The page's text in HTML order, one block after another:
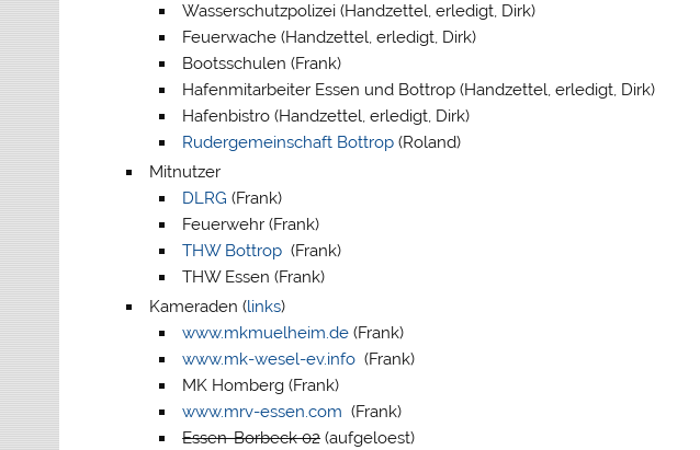
Wasserschutzpolizei (Handzettel, erledigt, Dirk)
Feuerwache (Handzettel, erledigt, Dirk)
Bootsschulen (Frank)
Hafenmitarbeiter Essen und Bottrop (Handzettel, erledigt, Dirk)
Hafenbistro (Handzettel, erledigt, Dirk)
Rudergemeinschaft Bottrop (Roland)
Mitnutzer
DLRG (Frank)
Feuerwehr (Frank)
THW Bottrop (Frank)
THW Essen (Frank)
Kameraden (links)
www.mkmuelheim.de (Frank)
www.mk-wesel-ev.info (Frank)
MK Homberg (Frank)
www.mrv-essen.com (Frank)
Essen-Borbeck 02(aufgeloest)